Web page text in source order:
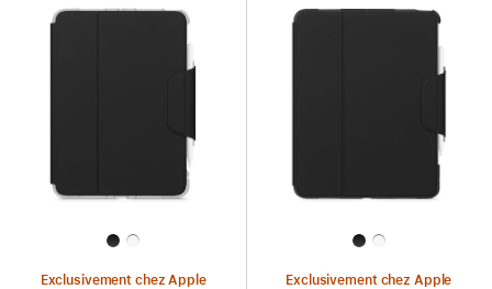
Exclusivement chez Apple Exclusivement chez Apple